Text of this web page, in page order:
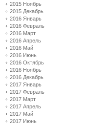
2015 Ноябрь
2015 Декабрь
2016 Январь
2016 Февраль
2016 Март
2016 Апрель
2016 Май
2016 Июнь
2016 Октябрь
2016 Ноябрь
2016 Декабрь
2017 Январь
2017 Февраль
2017 Март
2017 Апрель
2017 Май
2017 Июнь